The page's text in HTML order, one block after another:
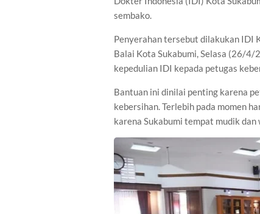
sembako.
Penyerahan tersebut dilakukan IDI
Balai Kota Sukabumi, Selasa (26/
kepedulian IDI kepada petugas
Bantuan ini dinilai penting karena
kebersihan. Terlebih pada momen
karena Sukabumi tempat mudik dan